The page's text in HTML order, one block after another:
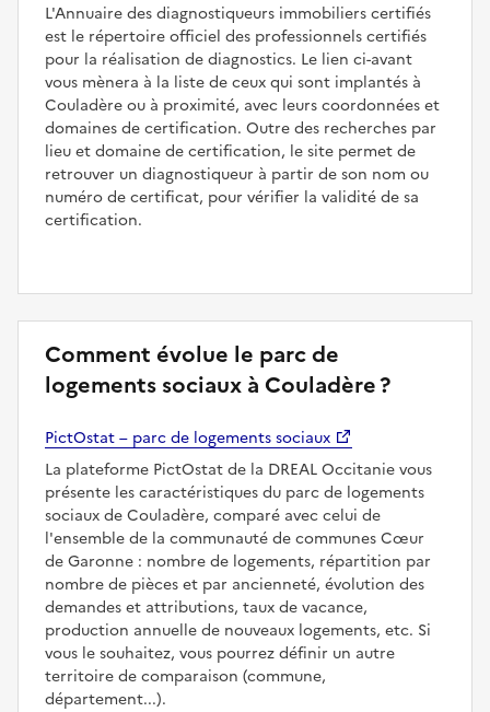
L'Annuaire des diagnostiqueurs immobiliers certifiés
est le répertoire officiel des professionnels certifiés
pour la réalisation de diagnostics. Le lien ci-avant
vous mènera à la liste de ceux qui sont implantés à
Couladère ou à proximité, avec leurs coordonnées et
domaines de certification. Outre des recherches par
lieu et domaine de certification, le site permet de
retrouver un diagnostiqueur à partir de son nom ou
numéro de certificat, pour vérifier la validité de sa
certification.
Comment évolue le parc de
logements sociaux à Couladère ?
PictOstat – parc de logements sociaux
La plateforme PictOstat de la DREAL Occitanie vous
présente les caractéristiques du parc de logements
sociaux de Couladère, comparé avec celui de
l'ensemble de la communauté de communes Cœur
de Garonne : nombre de logements, répartition par
nombre de pièces et par ancienneté, évolution des
demandes et attributions, taux de vacance,
production annuelle de nouveaux logements, etc. Si
vous le souhaitez, vous pourrez définir un autre
territoire de comparaison (commune,
département...).